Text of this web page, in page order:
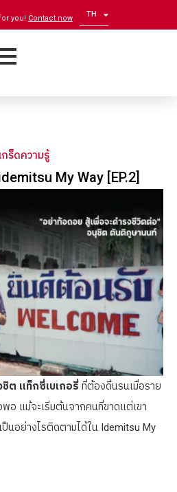
you! Contact now TH
EN
เกร็ดความรู้
My Way [EP.2]
ชิต แท็กซี่เบเกอรี่ ที่ต้องดิ้นรนเมื่อราย
อ แม้จะเริ่มต้นจากคนที่ขาดแต่เขา
ป็นอย่างไรติดตามได้ใน Idemitsu My